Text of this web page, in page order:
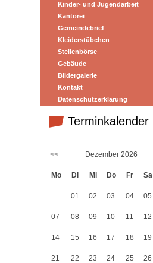
Kinder- und Jugendarbeit
Kantorei
Gemeindebrief
Kleiderstübchen
Stellenbörse
Gebäude
Bildergalerie
Kontakt
Datenschutzerklärung
Terminkalender
<< Dezember 2026
Mo Di Mi Do Fr Sa
01 02 03 04 05
07 08 09 10 11 12
14 15 16 17 18 19
21 22 23 24 25 26